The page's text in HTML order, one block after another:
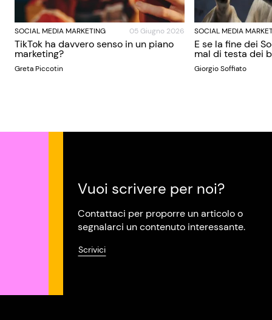
SOCIAL MEDIA MARKETING 05 Giugno 2026
TikTok ha davvero senso in un piano
marketing?
Greta Piccotin
SOCIAL MEDIA
E se la fine dei
mal di testa dei
Giorgio Soffiato
Vuoi scrivere per noi?
Contattaci per proporre un articolo o
segnalarci un contenuto interessante.
Scrivici